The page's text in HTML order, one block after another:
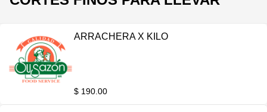
ARRACHERA X KILO
$ 190.00